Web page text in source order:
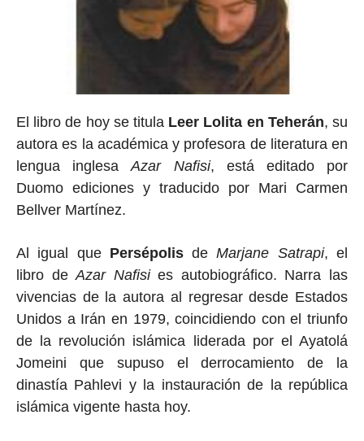
El libro de hoy se titula Leer Lolita en Teherán, su
autora es la académica y profesora de literatura en
lengua inglesaAzar Nafisi, está editado por
Duomo ediciones y traducido por Mari Carmen
Bellver Martínez.
Al igual que PersépolisdeMarjane Satrapi, el
libro deAzar Nafisies autobiográfico. Narra las
vivencias de la autora al regresar desde Estados
Unidos a Irán en 1979, coincidiendo con el triunfo
de la revolución islámica liderada por el Ayatolá
Jomeini que supuso el derrocamiento de la
dinastía Pahlevi y la instauración de la república
islámica vigente hasta hoy.